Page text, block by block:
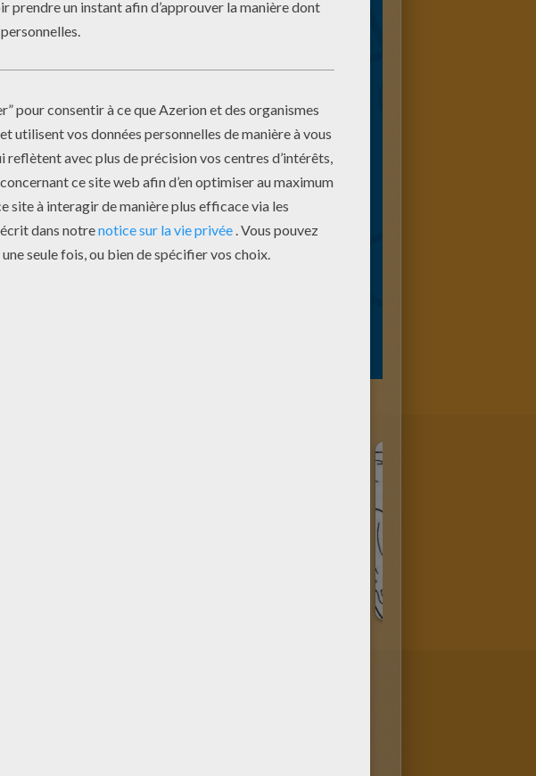
Concert de guitare ont aimé la rubrique
Bob l'éponge qu'ils préfèrent. Télécharge
de guitare directement sur ton